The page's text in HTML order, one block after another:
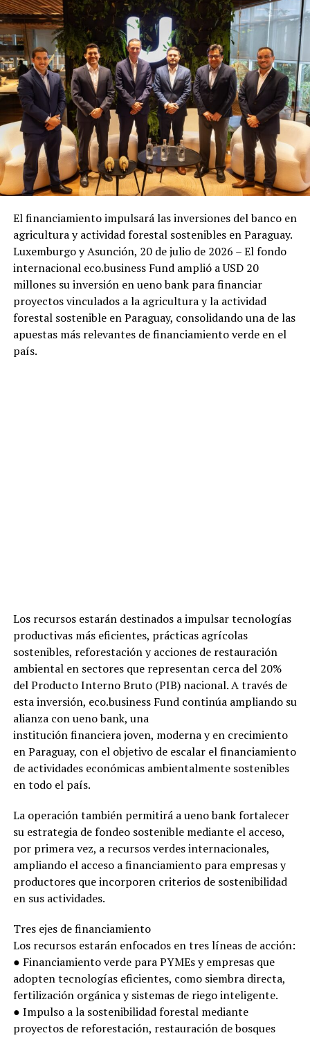
El financiamiento impulsará las inversiones del banco en
agricultura y actividad forestal sostenibles en Paraguay.
Luxemburgo y Asunción, 20 de julio de 2026 – El fondo
internacional eco.business Fund amplió a USD 20
millones su inversión en ueno bank para financiar
proyectos vinculados a la agricultura y la actividad
forestal sostenible en Paraguay, consolidando una de las
apuestas más relevantes de financiamiento verde en el
país.
Los recursos estarán destinados a impulsar tecnologías
productivas más eficientes, prácticas agrícolas
sostenibles, reforestación y acciones de restauración
ambiental en sectores que representan cerca del 20%
del Producto Interno Bruto (PIB) nacional. A través de
esta inversión, eco.business Fund continúa ampliando su
alianza con ueno bank, una
institución financiera joven, moderna y en crecimiento
en Paraguay, con el objetivo de escalar el financiamiento
de actividades económicas ambientalmente sostenibles
en todo el país.
La operación también permitirá a ueno bank fortalecer
su estrategia de fondeo sostenible mediante el acceso,
por primera vez, a recursos verdes internacionales,
ampliando el acceso a financiamiento para empresas y
productores que incorporen criterios de sostenibilidad
en sus actividades.
Tres ejes de financiamiento
Los recursos estarán enfocados en tres líneas de acción:
● Financiamiento verde para PYMEs y empresas que
adopten tecnologías eficientes, como siembra directa,
fertilización orgánica y sistemas de riego inteligente.
● Impulso a la sostenibilidad forestal mediante
proyectos de reforestación, restauración de bosques